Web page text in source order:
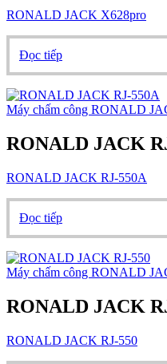
RONALD JACK X628pro
Đọc tiếp
Máy chấm công RONALD
RONALD JACK
RONALD JACK RJ-550A
Đọc tiếp
Máy chấm công RONALD
RONALD JACK
RONALD JACK RJ-550